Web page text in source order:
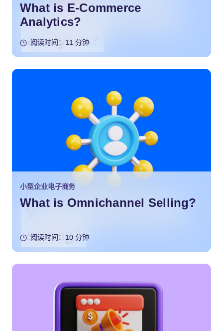
What is E-Commerce
Analytics?
阅读时间：11 分钟
小型企业电子商务
What is Omnichannel Selling?
阅读时间：10 分钟